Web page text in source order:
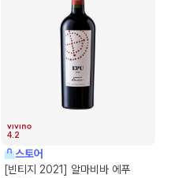
4.2
스토어
[빈티지 2021] 알마비바 에푸